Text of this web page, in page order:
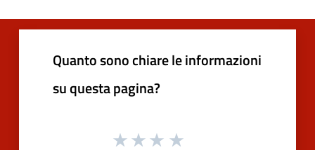
Quanto sono chiare le informazioni
su questa pagina?